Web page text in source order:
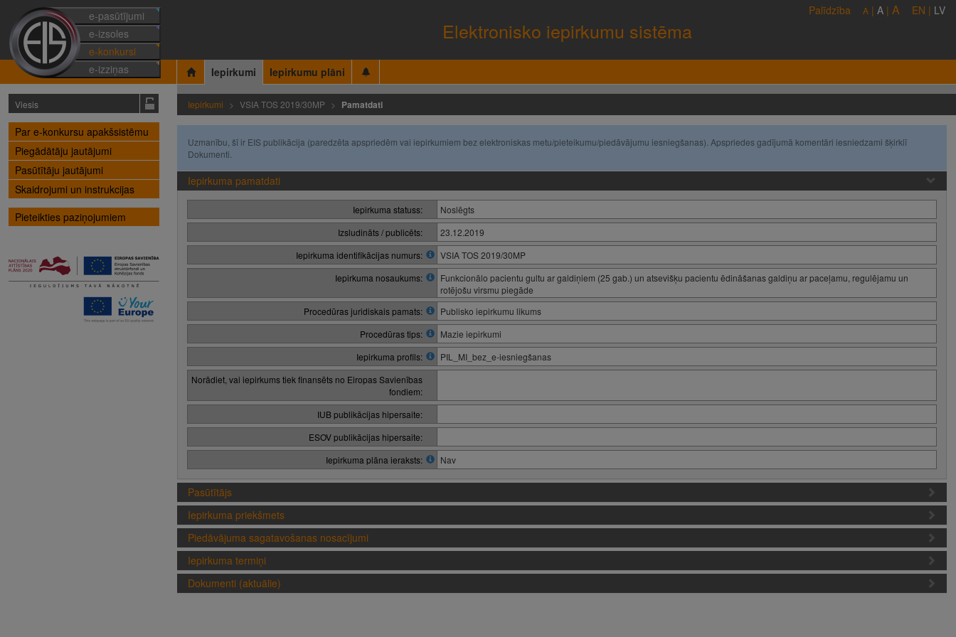
e-pasūtījumi
e-izsoles
e-konkursi
e-izziņas
Elektronisko iepirkumu sistēma
Palīdzība A | A | A EN | LV
Iepirkumi Iepirkumu plāni
Viesis
Par e-konkursu apakšsistēmu
Piegādātāju jautājumi
Pasūtītāju jautājumi
Skaidrojumi un instrukcijas
Pieteikties paziņojumiem
Iepirkumi VSIA TOS 2019/30MP Pamatdati
Uzmanību, šī ir EIS publikācija (paredzēta apspriedēm vai iepirkumiem bez elektroniskas metu/pieteikumu/piedāvājumu iesniegšanas). Apspriedes gadījumā komentāri iesniedzami šķirklī
Dokumenti.
Iepirkuma pamatdati
Iepirkuma statuss:
Noslēgts
Izsludināts / publicēts:
23.12.2019
Iepirkuma identifikācijas numurs:
VSIA TOS 2019/30MP
Iepirkuma nosaukums:
Funkcionālo pacientu gultu ar galdiņiem (25 gab.) un atsevišķu pacientu ēdināšanas galdiņu ar paceļamu, regulējamu un
rotējošu virsmu piegāde
Procedūras juridiskais pamats:
Publisko iepirkumu likums
Procedūras tips:
Mazie iepirkumi
Iepirkuma profils:
PIL_MI_bez_e-iesniegšanas
Norādiet, vai iepirkums tiek finansēts no Eiropas Savienības
fondiem:
IUB publikācijas hipersaite:
ESOV publikācijas hipersaite:
Iepirkuma plāna ieraksts:
Nav
Pasūtītājs
Iepirkuma priekšmets
Piedāvājuma sagatavošanas nosacījumi
Iepirkuma termiņi
Dokumenti (aktuālie)